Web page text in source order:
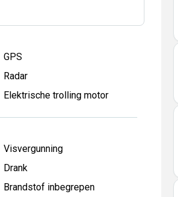
GPS
Radar
Elektrische trolling motor
Visvergunning
Drank
Brandstof inbegrepen